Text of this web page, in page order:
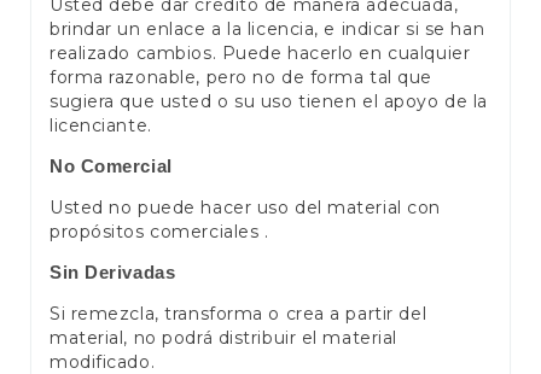
Usted debe dar crédito de manera adecuada,
brindar un enlace a la licencia, e indicar si se han
realizado cambios. Puede hacerlo en cualquier
forma razonable, pero no de forma tal que
sugiera que usted o su uso tienen el apoyo de la
licenciante.
No Comercial
Usted no puede hacer uso del material con
propósitos comerciales .
Sin Derivadas
Si remezcla, transforma o crea a partir del
material, no podrá distribuir el material
modificado.